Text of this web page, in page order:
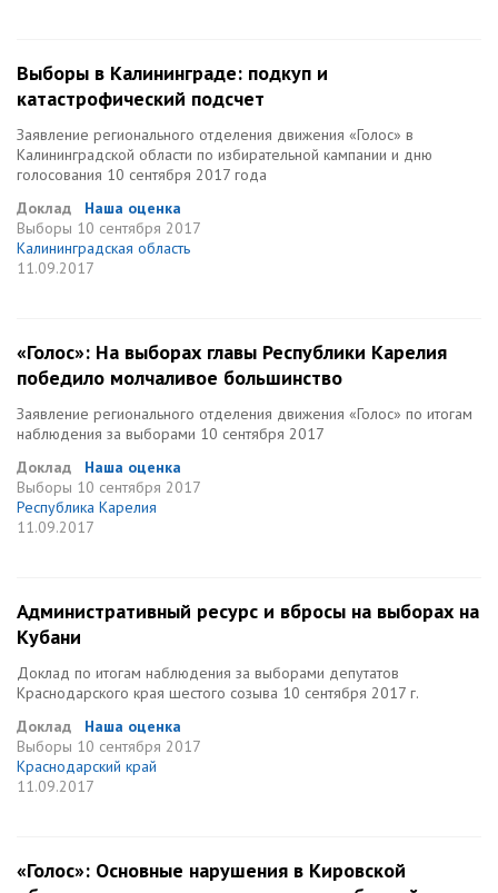
Выборы в Калининграде: подкуп и
катастрофический подсчет
Заявление регионального отделения движения «Голос» в
Калининградской области по избирательной кампании и дню
голосования 10 сентября 2017 года
Доклад
Наша оценка
Выборы 10 сентября 2017
Калининградская область
11.09.2017
«Голос»: На выборах главы Республики Карелия
победило молчаливое большинство
Заявление регионального отделения движения «Голос» по итогам
наблюдения за выборами 10 сентября 2017
Доклад
Наша оценка
Выборы 10 сентября 2017
Республика Карелия
11.09.2017
Административный ресурс и вбросы на выборах на
Кубани
Доклад по итогам наблюдения за выборами депутатов
Краснодарского края шестого созыва 10 сентября 2017 г.
Доклад
Наша оценка
Выборы 10 сентября 2017
Краснодарский край
11.09.2017
«Голос»: Основные нарушения в Кировской